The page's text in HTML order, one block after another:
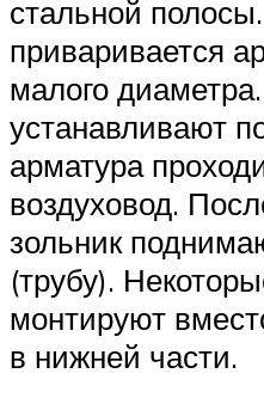
стальной
приваривается
малого
устанавливают
арматура
воздуховод.
зольник
(трубу).
монтируют
в нижней части.